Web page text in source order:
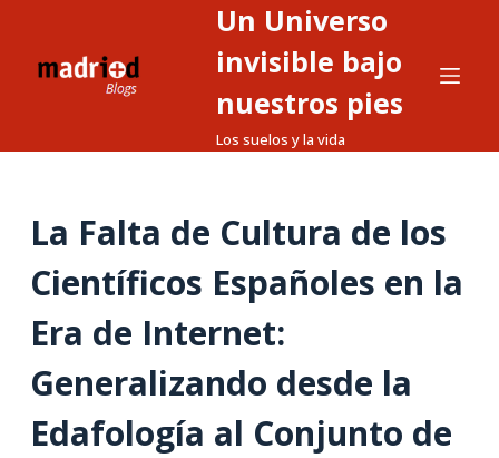
o
Un Universo
invisible bajo
nuestros pies
Los suelos y la vida
La Falta de Cultura de los
Científicos Españoles en la
Era de Internet:
Generalizando desde la
Edafología al Conjunto de